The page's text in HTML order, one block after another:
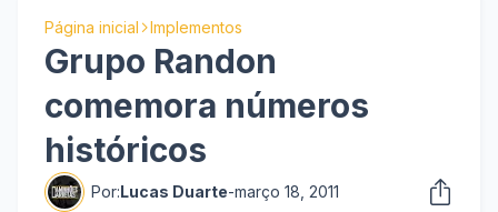
Página inicial Implementos
Grupo Randon
comemora números
históricos
Por:Lucas Duarte-março 18, 2011